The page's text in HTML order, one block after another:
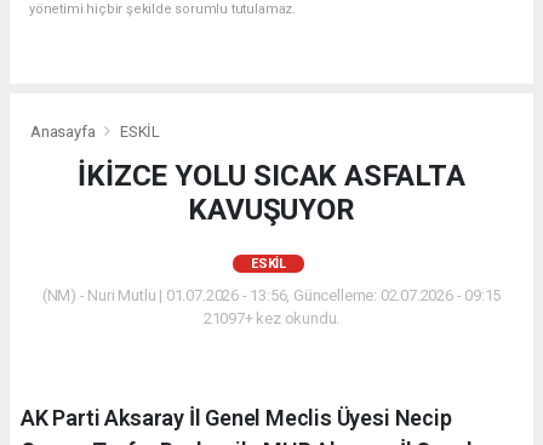
yönetimi hiçbir şekilde sorumlu tutulamaz.
Anasayfa ESKİL
İKİZCE YOLU SICAK ASFALTA
KAVUŞUYOR
ESKİL
(NM) - Nuri Mutlu | 01.07.2026 - 13:56, Güncelleme: 02.07.2026 - 09:15
21097+ kez okundu.
AK Parti Aksaray İl Genel Meclis Üyesi Necip